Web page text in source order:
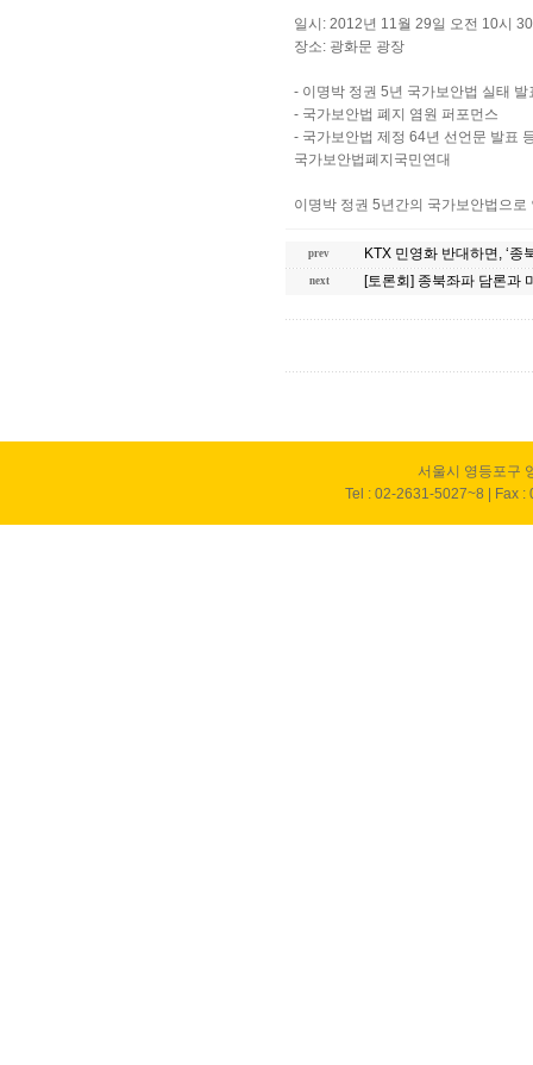
일시: 2012년 11월 29일 오전 10시
장소: 광화문 광장
- 이명박 정권 5년 국가보안법 실태 발
- 국가보안법 폐지 염원 퍼포먼스
- 국가보안법 제정 64년 선언문 발표
국가보안법폐지국민연대
이명박 정권 5년간의 국가보안법으로
prev KTX 민영화 반대하면, ‘
next [토론회] 종북좌파 담론과
서울시 영등포구
Tel : 02-2631-5027~8 | Fax